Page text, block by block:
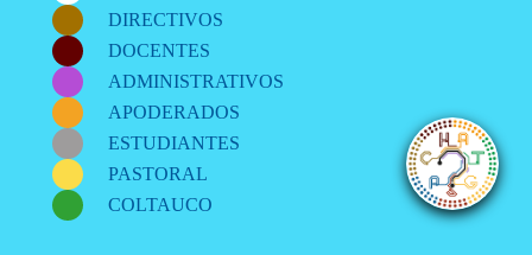
DIRECTIVOS
DOCENTES
ADMINISTRATIVOS
APODERADOS
ESTUDIANTES
PASTORAL
COLTAUCO